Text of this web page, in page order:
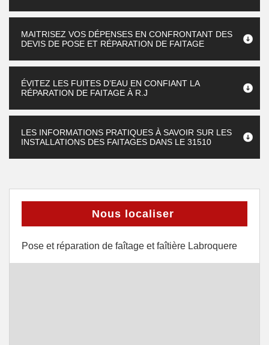
MAITRISEZ VOS DÉPENSES EN CONFRONTANT DES
DEVIS DE POSE ET RÉPARATION DE FAITAGE
ÉVITEZ LES FUITES D’EAU EN CONFIANT LA
RÉPARATION DE FAITAGE À R.J
LES INFORMATIONS PRATIQUES À SAVOIR SUR LES
INSTALLATIONS DES FAITAGES DANS LE 31510
Nous localiser
Pose et réparation de faîtage et faîtière Labroquere